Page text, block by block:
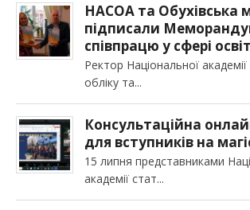
НАСОА та Обухівська
підписали
співпрацю у сфері
Ректор Національної
обліку та
Консультаційна
для вступників на
15 липня представниками
академії стат